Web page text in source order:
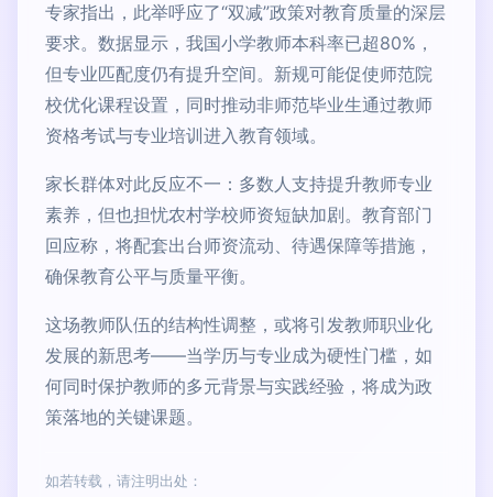
专家指出，此举呼应了“双减”政策对教育质量的深层
要求。数据显示，我国小学教师本科率已超80%，
但专业匹配度仍有提升空间。新规可能促使师范院
校优化课程设置，同时推动非师范毕业生通过教师
资格考试与专业培训进入教育领域。
家长群体对此反应不一：多数人支持提升教师专业
素养，但也担忧农村学校师资短缺加剧。教育部门
回应称，将配套出台师资流动、待遇保障等措施，
确保教育公平与质量平衡。
这场教师队伍的结构性调整，或将引发教师职业化
发展的新思考——当学历与专业成为硬性门槛，如
何同时保护教师的多元背景与实践经验，将成为政
策落地的关键课题。
如若转载，请注明出处：